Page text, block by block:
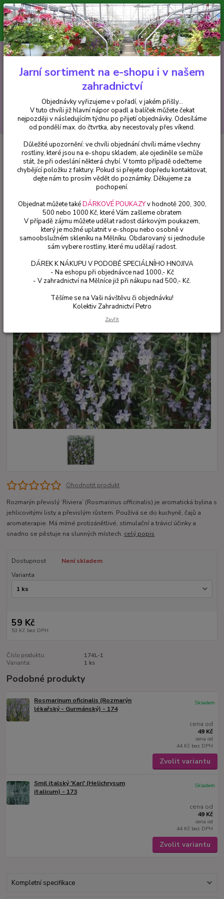
Minimální hodnota pro odeslání z e-shopu je 300 Kč.
V tuto chvíli již hlavní nápor objednávek opadl a balíček můžete čekat
nejpozději v následujícím týdnu po přijetí objednávky. Objednávky
vyřizujeme v pořadí, v jakém přišly...
CZK
Hledat
+420 602 223 614 0ks
za0 Kč
Bylinky a léčivky
Rosmarinus off.´Riviera (Rozmarýn převislý) - 1
Rosmarinus off.´Riviera
(Rozmarýn převislý) - 1 ks
Ohodnotit produkt
Rozmarýn převislý ‘Riviera’ (Rosmarinus officinalis) je aromatická bylina s
jehlicovitými listy a převislým růstem. Používá se do kuchyně, čajů a
aromaterapie. Má mírné protizánětlivé, stimulační a trávicí účinky a
snadno se pěstuje na slunných místech. celý popis
Dostupnost
Není skladem
Varianta
59 Kč
53 Kč bez DPH
Číslo produktu:
174L-1
Varianta:
1 ks
Podobné produkty
Rosmarinum oficinalis (Rozmarýn
lékařský - Gurmánský) - 174
cena od
49 Kč
cena od
44 Kč bez DPH
Skladem
Zvolit variantu
Smil italský 'Kari' (Helichrysum
italicum) - 173
cena od
49 Kč
cena od
44 Kč bez DPH
Skladem
Zvolit variantu
Kompletní specifikace
Jarní sortiment na e-shopu i v našem
zahradnictví
Objednávky vyřizujeme v pořadí, v jakém přišly...
V tuto chvíli již hlavní nápor opadl a balíček můžete čekat
nejpozději v následujícím týdnu po přijetí objednávky. Odesíláme
od pondělí max. do čtvrtka, aby necestovaly přes víkend.
Důležité upozornění: ve chvíli objednání chvíli máme všechny
rostliny, které jsou na e-shopu skladem, ale ojediněle se může
stát, že při odeslání některá chybí. V tomto případě odečteme
chybějící položku z faktury. Pokud si přejete dopředu kontaktovat,
dejte nám to prosím vědět do poznámky. Děkujeme za
pochopení.
Objednat můžete takéDÁRKOVÉ POUKAZYv hodnotě 200, 300,
500 nebo 1000 Kč, které Vám zašleme obratem
V případě zájmu můžete udělat radost dárkovým poukazem,
který je možné uplatnit v e-shopu nebo osobně v
samoobslužném skleníku na Mělníku. Obdarovaný si jednoduše
sám vybere rostliny, které mu udělají radost.
DÁREK K NÁKUPU V PODOBĚ SPECIÁLNÍHO HNOJIVA
- Na eshopu při objednávce nad 1000,- Kč
- V zahradnictví na Mělníce již při nákupu nad 500,- Kč.
Těšíme se na Vaši návštěvu či objednávku!
Kolektiv Zahradnictví Petro
Zavřít